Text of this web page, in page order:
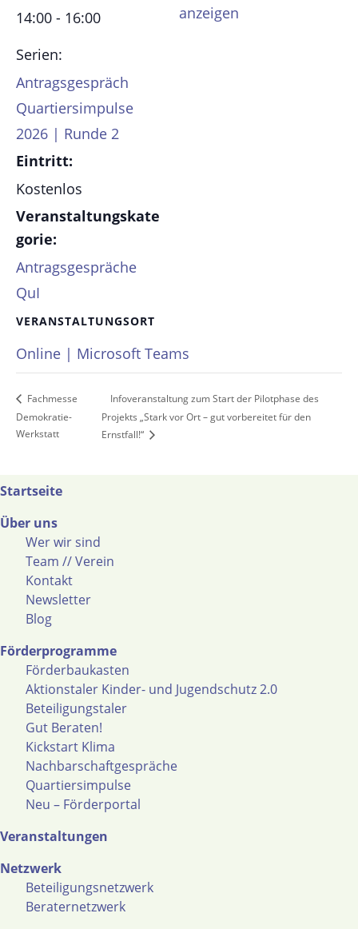
14:00 - 16:00
Serien:
Antragsgespräch
Quartiersimpulse
2026 | Runde 2
Eintritt:
Kostenlos
Veranstaltungskate
gorie:
Antragsgespräche
QuI
VERANSTALTUNGSORT
Online | Microsoft Teams
anzeigen
Fachmesse
Demokratie-
Werkstatt
Infoveranstaltung zum Start der Pilotphase des
Projekts „Stark vor Ort – gut vorbereitet für den
Ernstfall!“
Startseite
Über uns
Wer wir sind
Team // Verein
Kontakt
Newsletter
Blog
Förderprogramme
Förderbaukasten
Aktionstaler Kinder- und Jugendschutz 2.0
Beteiligungstaler
Gut Beraten!
Kickstart Klima
Nachbarschaftgespräche
Quartiersimpulse
Neu – Förderportal
Veranstaltungen
Netzwerk
Beteiligungsnetzwerk
Beraternetzwerk